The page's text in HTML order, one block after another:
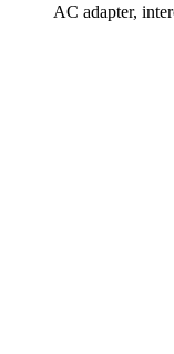
AC adapter,